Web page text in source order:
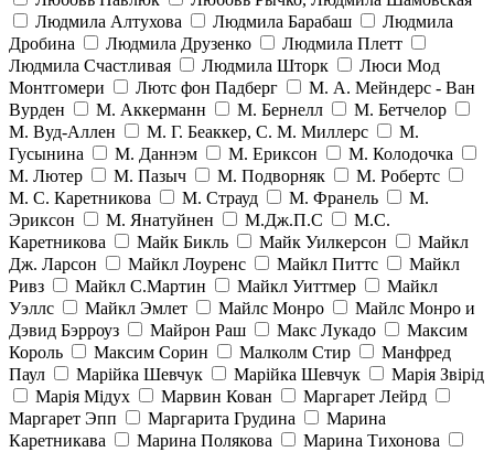
Людмила Алтухова
Людмила Барабаш
Людмила
Дробина
Людмила Друзенко
Людмила Плетт
Людмила Счастливая
Людмила Шторк
Люси Мод
Монтгомери
Лютс фон Падберг
М. А. Мейндерс - Ван
Вурден
М. Аккерманн М. Бернелл
М. Бетчелор
М. Вуд-Аллен
М. Г. Беаккер, С. М. Миллерс
М.
Гусынина
М. Даннэм М. Ериксон
М. Колодочка
М. Лютер
М. Пазыч М. Подворняк
М. Робертс
М. С. Каретникова
М. Страуд М. Франель
М.
Эриксон
М. Янатуйнен М.Дж.П.С
М.С.
Каретникова
Майк Бикль Майк Уилкерсон
Майкл
Дж. Ларсон
Майкл Лоуренс Майкл Питтс
Майкл
Ривз
Майкл С.Мартин Майкл Уиттмер
Майкл
Уэллс
Майкл Эмлет Майлс Монро
Майлс Монро и
Дэвид Бэрроуз
Майрон Раш Макс Лукадо
Максим
Король
Максим Сорин Малколм Стир
Манфред
Паул
Марійка Шевчук Марійка Шевчук
Марія Звірід
Марія Мідух
Марвин Кован
Маргарет Лейрд
Маргарет Эпп
Маргарита Грудина
Марина
Каретникава
Марина Полякова
Марина Тихонова